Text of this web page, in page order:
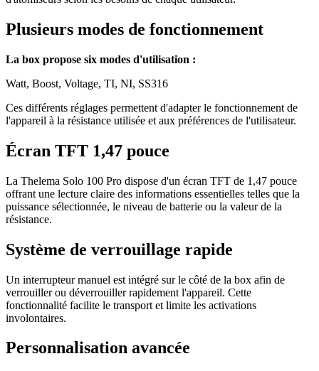
Plusieurs modes de fonctionnement
La box propose six modes d'utilisation :
Watt, Boost, Voltage, TI, NI, SS316
Ces différents réglages permettent d'adapter le fonctionnement de
l'appareil à la résistance utilisée et aux préférences de l'utilisateur.
Écran TFT 1,47 pouce
La Thelema Solo 100 Pro dispose d'un écran TFT de 1,47 pouce
offrant une lecture claire des informations essentielles telles que la
puissance sélectionnée, le niveau de batterie ou la valeur de la
résistance.
Système de verrouillage rapide
Un interrupteur manuel est intégré sur le côté de la box afin de
verrouiller ou déverrouiller rapidement l'appareil. Cette
fonctionnalité facilite le transport et limite les activations
involontaires.
Personnalisation avancée